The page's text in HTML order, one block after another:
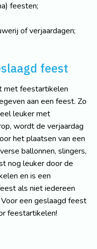
feesten;
of verjaardagen;
feest
met feestartikelen
aan een feest. Zo
leuker met
wordt de verjaardag
het plaatsen van een
ballonnen, slingers,
nog leuker door de
en is een
als niet iedereen
een geslaagd feest
feestartikelen!